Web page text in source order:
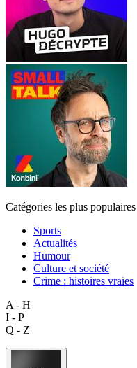
Catégories les plus populaires
Sports
Actualités
Humour
Culture et société
Crime : histoires vraies
A - H
I - P
Q - Z